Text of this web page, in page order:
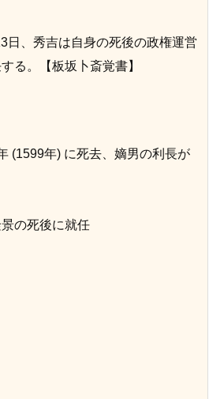
日、秀吉は自身の死後の政権運営
る。【板坂卜斎覚書】
(1599年) に死去、嫡男の利長が
の死後に就任